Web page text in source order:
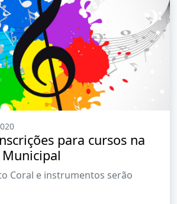
para cursos na
Coral e instrumentos serão